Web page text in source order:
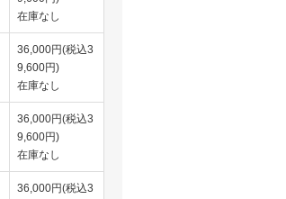
在庫なし
36,000円(税込3
9,600円)
在庫なし
36,000円(税込3
9,600円)
在庫なし
36,000円(税込3